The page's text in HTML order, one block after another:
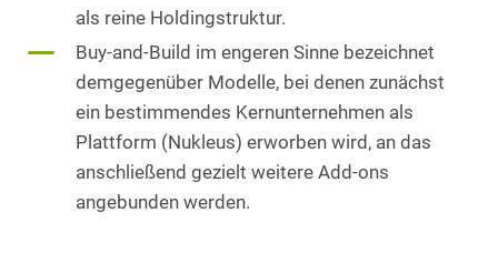
als reine Holdingstruktur.
Buy-and-Build im engeren Sinne bezeichnet
demgegenüber Modelle, bei denen zunächst
ein bestimmendes Kernunternehmen als
Plattform (Nukleus) erworben wird, an das
anschließend gezielt weitere Add-ons
angebunden werden.